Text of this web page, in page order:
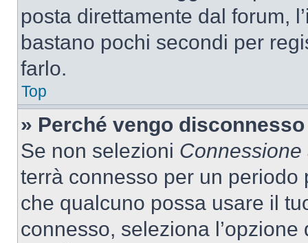
posta direttamente dal forum,
bastano pochi secondi per
farlo.
Top
» Perché vengo
Se non selezioni
terrà connesso per un
che qualcuno possa usare il
connesso, seleziona